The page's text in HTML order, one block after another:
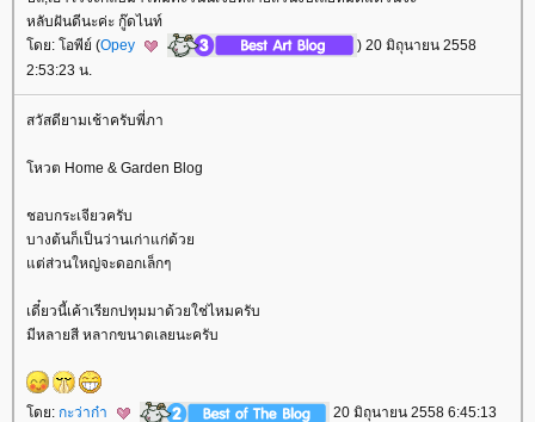
หลับฝันดีนะค่ะ กู๊ดไนท์
ดย: โอพีย์ (Opey
) 20 มิถุนายน 2558
2:53:23 น.
สวัสดียามเช้าครับพี่ภา
หวต Home & Garden Blog
ชอบกระเจียวครับ
บางต้นก็เป็นว่านเก่าแก่ด้ว
ต่ส่วนใหญ่จะดอกเล็กๆ
เดี๋ยวนี้เค้าเรียกปทุมมาด้วยใช่ไหมครับ
มีหลายสี หลากขนาดเลยนะครับ
ดย: กะว่าก๋า
20 มิถุนายน 2558 6:45:13